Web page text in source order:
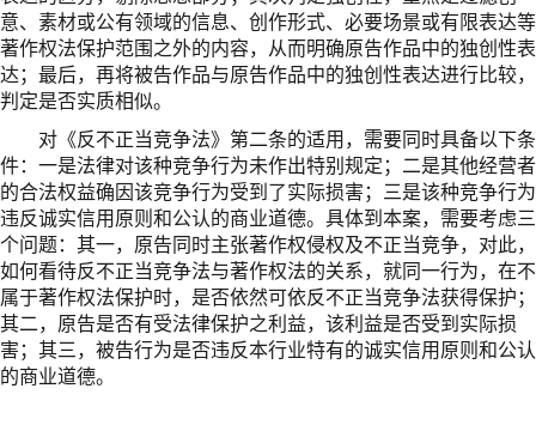
意、素材或公有领域的信息、创作形式、必要场景或有限表达等
著作权法保护范围之外的内容，从而明确原告作品中的独创性表
达；最后，再将被告作品与原告作品中的独创性表达进行比较，
判定是否实质相似。
对《反不正当竞争法》第二条的适用，需要同时具备以下条
件：一是法律对该种竞争行为未作出特别规定；二是其他经营者
的合法权益确因该竞争行为受到了实际损害；三是该种竞争行为
违反诚实信用原则和公认的商业道德。具体到本案，需要考虑三
个问题：其一，原告同时主张著作权侵权及不正当竞争，对此，
如何看待反不正当竞争法与著作权法的关系，就同一行为，在不
属于著作权法保护时，是否依然可依反不正当竞争法获得保护；
其二，原告是否有受法律保护之利益，该利益是否受到实际损
害；其三，被告行为是否违反本行业特有的诚实信用原则和公认
的商业道德。